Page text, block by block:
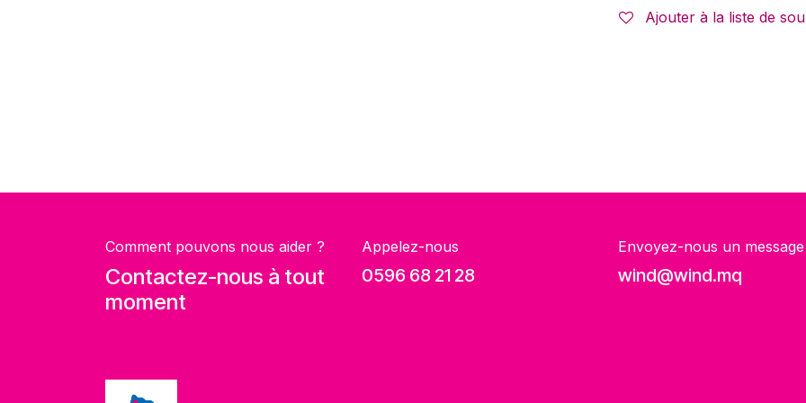
Ajouter à la liste de
Comment pouvons nous aider ?
Contactez-nous à tout
moment
Appelez-nous
0596 68 21 28
Envoyez-nous un message
wind@wind.mq